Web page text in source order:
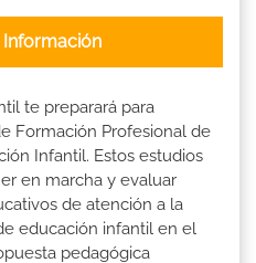
Información
te preparará para
Formación Profesional de
Infantil. Estos estudios
en marcha y evaluar
de atención a la
educación infantil en el
pedagógica